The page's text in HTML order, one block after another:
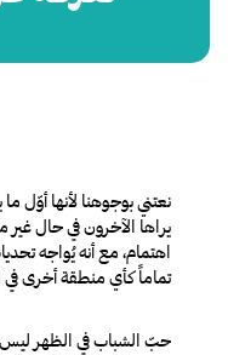
نعتني بوجوهنا لأنها أوّل
يراها الآخرون في حال غير
اهتمام، مع أنه يُواجه
تماماً كأي منطقة أخرى
حبّ الشباب في الظهر